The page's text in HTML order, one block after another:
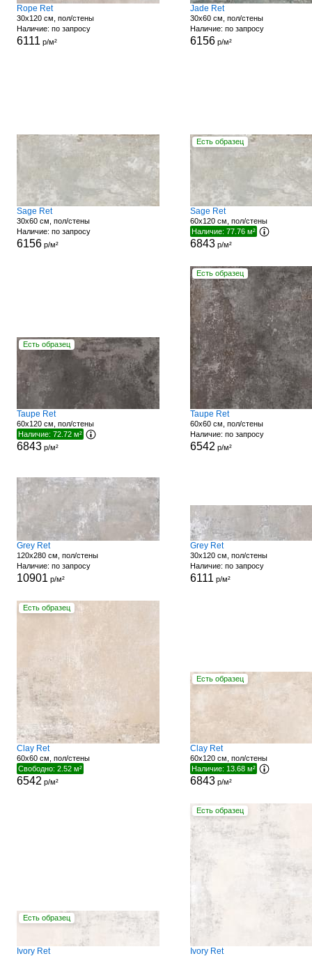
Rope Ret
30x120 см, пол/стены
Наличие: по запросу
6111 р/м²
Jade Ret
30x60 см, пол/стены
Наличие: по запросу
6156р/м²
Sage Ret
30x60 см, пол/стены
Наличие: по запросу
6156р/м²
Есть образец
Sage Ret
60x120 см, пол/стены
Наличие: 77.76 м²
6843р/м²
Есть образец
Taupe Ret
60x120 см, пол/стены
Наличие: 72.72 м²
6843р/м²
Есть образец
Taupe Ret
60x60 см, пол/стены
Наличие: по запросу
6542 р/м²
Grey Ret
120x280 см, пол/стены
Наличие: по запросу
10901 р/м²
Grey Ret
30x120 см, пол/стены
Наличие: по запросу
6111 р/м²
Есть образец
Clay Ret
60x60 см, пол/стены
Свободно: 2.52 м²
6542 р/м²
Есть образец
Clay Ret
60x120 см, пол/стены
Наличие: 13.68 м²
6843р/м²
Есть образец
Ivory Ret
Есть образец
Ivory Ret